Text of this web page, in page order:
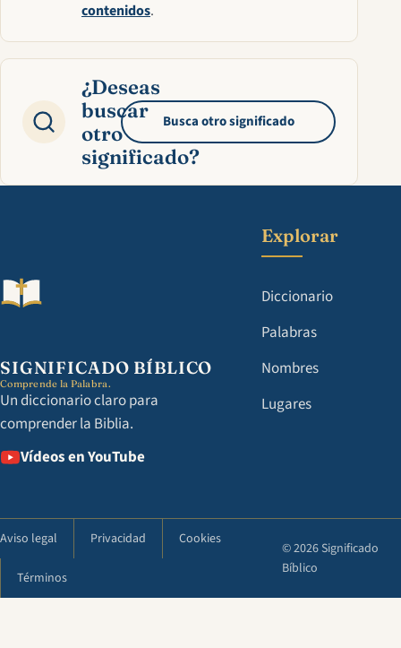
contenidos.
¿Deseas
buscar
otro
significado?
Busca otro significado
SIGNIFICADO BÍBLICO
Comprende la Palabra.
Un diccionario claro para
comprender la Biblia.
Vídeos en YouTube
Explorar
Diccionario
Palabras
Nombres
Lugares
Aviso legal Privacidad Cookies
Términos
© 2026 Significado
Bíblico